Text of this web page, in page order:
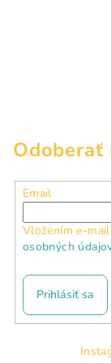
Email
Vložením e-
osobných
Prihlásiť sa